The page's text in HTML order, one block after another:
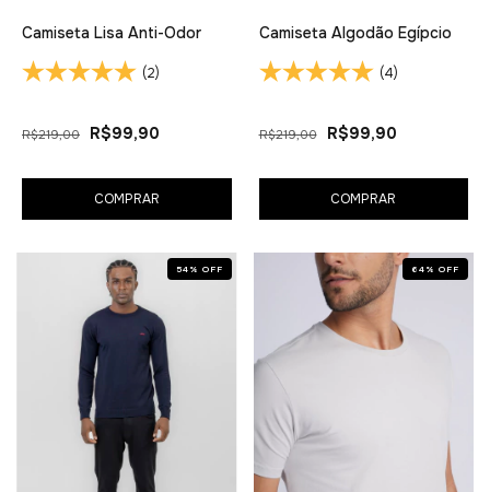
Camiseta Lisa Anti-Odor
(2)
R$219,00 R$99,90
COMPRAR
Camiseta Algodão Egípcio
(4)
R$219,00 R$99,90
COMPRAR
54 % OFF 64 % OFF